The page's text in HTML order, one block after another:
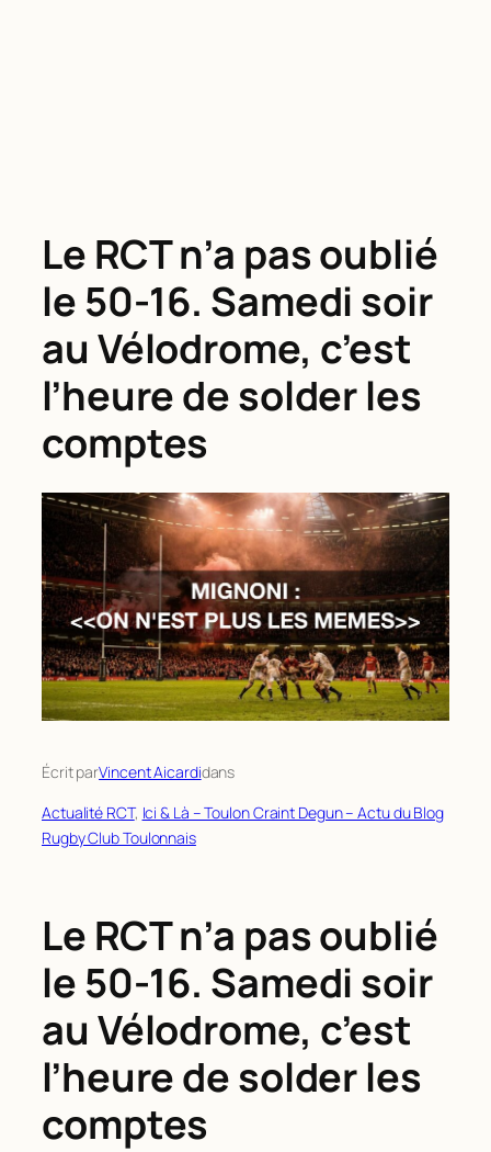
Le RCT n’a pas oublié
le 50-16. Samedi soir
au Vélodrome, c’est
l’heure de solder les
comptes
Écrit parVincent Aicardidans
Actualité RCT, Ici & Là – Toulon Craint Degun – Actu du Blog
Rugby Club Toulonnais
Le RCT n’a pas oublié
le 50-16. Samedi soir
au Vélodrome, c’est
l’heure de solder les
comptes